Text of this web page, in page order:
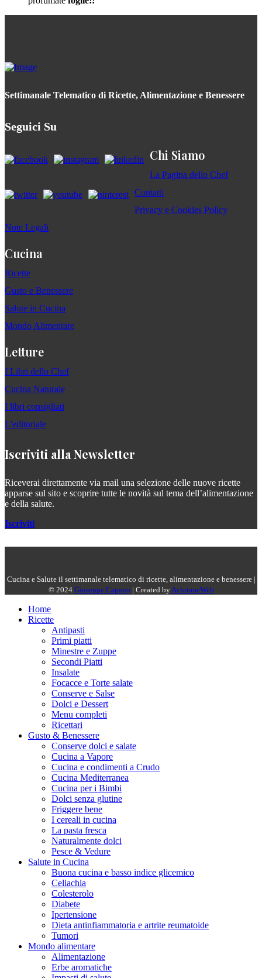
Settimanale Telematico di Ricette, Alimentazione e Benessere
Seguici Su
Chi Siamo
La Pagina dello Chef
Contatti
Privacy e Cookies Policy
Note Legali
Cucina
Ricette
Gusto e Benessere
Salute in Cucina
Mondo Alimentare
Letture
I Libri dello Chef
Cucina Naturale
I libri consigliati
L'editoriale
Iscriviti alla Newsletter
Riceverai direttamente via mail una selezione delle nuove ricette
apparse sul sito e scoprire tutte le novità sul tema dell’alimentazione
e della salute.
Iscriviti
Cucina e Salute il settimanale telematico di ricette, alimentazione e benessere |
© 2024 Giuseppe Capano | Created by AchromeWeb
Home
Ricette
Antipasti
Primi piatti
Minestre e Zuppe
Secondi Piatti
Insalate
Focacce e Torte salate
Conserve e Salse
Dolci e Dessert
Menu completi
Ricettari
Gusto & Benessere
Conserve dolci e salate
Cucina a Vapore
Cucina e condimenti a Crudo
Cucina Mediterranea
Cucina per i Bimbi
Dolci senza glutine
Friggere bene
I cereali in cucina
La pasta fresca
Naturalmente dolci
Pesce & Vedure
Salute in Cucina
Buona cucina e basso indice glicemico
Celiachia
Colesterolo
Diabete
Ipertensione
Dieta antinfiammatoria e artrite reumatoide
Tumori
Mondo alimentare
Alimentazione
Erbe aromatiche